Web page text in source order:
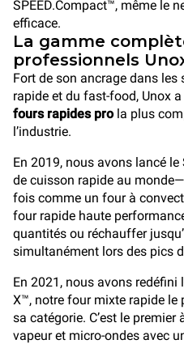
SPEED.Compact™, même le
efficace.
La gamme
professionnels
Fort de son ancrage dans les
rapide et du fast-food, Unox
fours rapides prola plus
l’industrie.
En 2019, nous avons lancé le
de cuisson rapide au
fois comme un four à
four rapide haute
quantités ou réchauffer
simultanément lors des pics
En 2021, nous avons redéfini
X™, notre four mixte rapide le
sa catégorie. C’est le
vapeur et micro-ondes avec